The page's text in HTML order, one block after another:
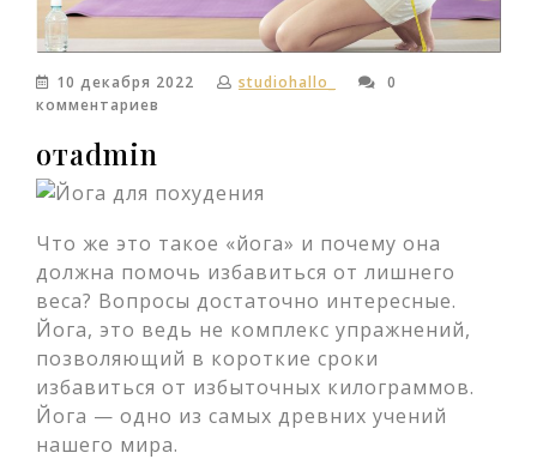
10 декабря 2022 studiohallo_
0
комментариев
отadmin
Что же это такое «йога» и почему она
должна помочь избавиться от лишнего
веса? Вопросы достаточно интересные.
Йога, это ведь не комплекс упражнений,
позволяющий в короткие сроки
избавиться от избыточных килограммов.
Йога — одно из самых древних учений
нашего мира.